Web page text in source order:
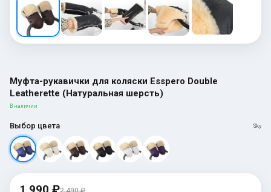
Муфта-рукавички для коляски Esspero Double
Leatherette (Натуральная шерсть)
В наличии
Выбор цвета Sky